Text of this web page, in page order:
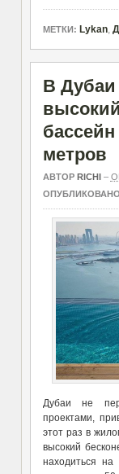
МЕТКИ: Lykan,
В
метров
АВТОР RICHI–
Дубаи не
проектами,
этот раз в
высокий
находиться